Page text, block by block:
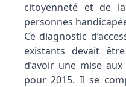
citoyenneté et de
personnes
Ce diagnostic
existants devait
d’avoir une mise
pour 2015. Il se